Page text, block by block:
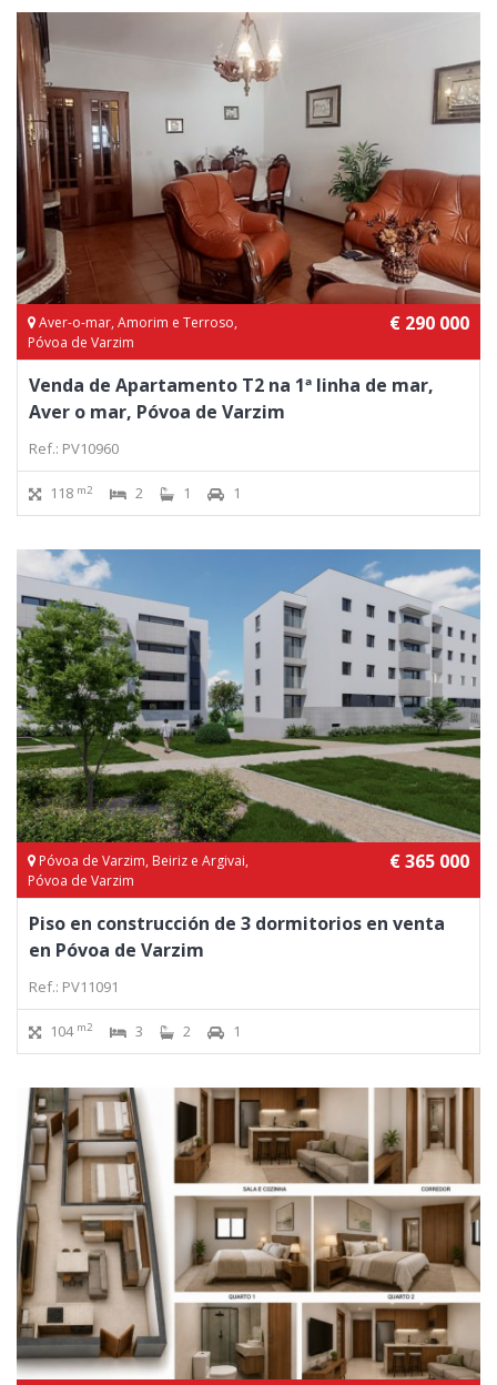
Aver-o-mar, Amorim e Terroso,
Póvoa de Varzim
€ 290 000
Venda de Apartamento T2 na 1ª linha de mar,
Aver o mar, Póvoa de Varzim
Ref.: PV10960
118 m2 2 1 1
Póvoa de Varzim, Beiriz e Argivai,
Póvoa de Varzim
€ 365 000
Piso en construcción de 3 dormitorios en venta
en Póvoa de Varzim
Ref.: PV11091
104 m2 3 2 1